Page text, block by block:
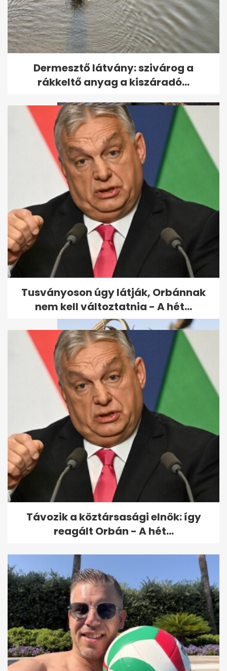
Egész éjjel megy a ventilátor a
hálóban? Ezért nem ideális...
Kávés-fűszeres kéreg a
szoknyaszeleten: füstös,
csokoládés...
Aszály sújtja a napraforgót:
nagy terméskiesést várnak a
gazdák
Dermesztő látvány: szivárog a
rákkeltő anyag a kiszáradó...
Tusványoson úgy látják, Orbánnak
nem kell változtatnia - A hét...
Távozik a köztársasági elnök: így
reagált Orbán - A hét...